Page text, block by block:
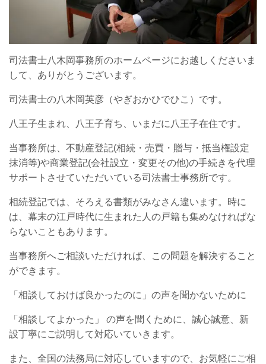
司法書士八木岡事務所のホームページにお越しくださいま
して、ありがとうございます。
司法書士の八木岡英彦（やぎおかひでひこ）です。
八王子生まれ、八王子育ち、いまだに八王子在住です。
当事務所は、不動産登記(相続・売買・贈与・抵当権設定
抹消等)や商業登記(会社設立・変更その他)の手続きを代理
サポートさせていただいている司法書士事務所です。
相続登記では、そろえる書類がみなさん違います。時に
は、幕末の江戸時代に生まれた人の戸籍も集めなければな
らないこともあります。
当事務所へご相談いただければ、この問題を解決すること
ができます。
「相談しておけば良かったのに」の声を聞かないために
「相談してよかった」 の声を聞くために、誠心誠意、新
設丁寧にご説明して対応いていきます。
また、全国の法務局に対応していますので、お気軽にご相